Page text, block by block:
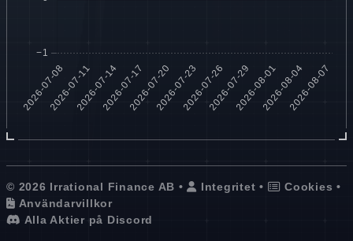
© 2026 Irrational Finance AB • Integritet • Cookies •
Användarvillkor
Alla Aktier på Discord